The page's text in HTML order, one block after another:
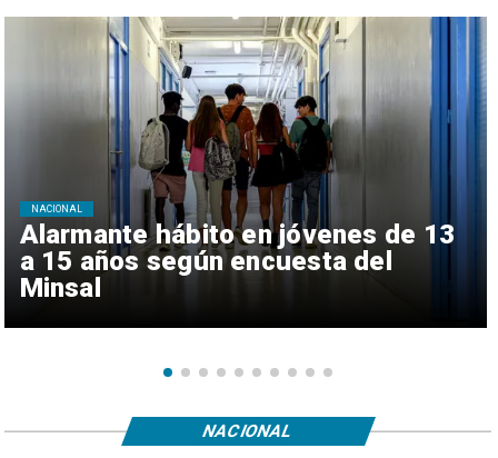
Alarmante hábito en jóvenes de 13
a 15 años según encuesta del
Minsal
NACIONAL
NACIONAL